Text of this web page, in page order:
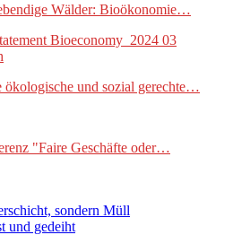
Wälder: Bioökonomie…
ökologische und sozial gerechte…
"Faire Geschäfte oder…
sondern Müll
und gedeiht